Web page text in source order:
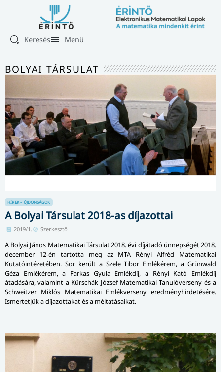
Keresés Menü
BOLYAI TÁRSULAT
HÍREK – ÚJDONSÁGOK
A Bolyai Társulat 2018-as díjazottai
2019/1. Szerkesztő
A Bolyai János Matematikai Társulat 2018. évi díjátadó ünnepségét 2018.
december 12-én tartotta meg az MTA Rényi Alfréd Matematikai
Kutatóintézetében. Sor került a Szele Tibor Emlékérem, a Grünwald
Géza Emlékérem, a Farkas Gyula Emlékdíj, a Rényi Kató Emlékdíj
átadására, valamint a Kürschák József Matematikai Tanulóverseny és a
Schweitzer Miklós Matematikai Emlékverseny ered­mény­hir­de­té­sé­re.
Ismertetjük a díjazottakat és a méltatásaikat.